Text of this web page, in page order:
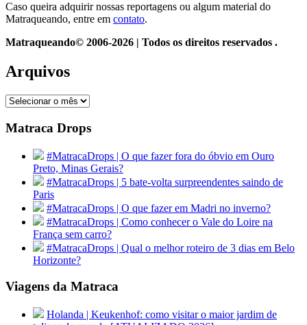
Caso queira adquirir nossas reportagens ou algum material do
Matraqueando, entre em contato.
Matraqueando© 2006-2026 | Todos os direitos reservados .
Arquivos
Arquivos
Matraca Drops
#MatracaDrops | O que fazer fora do óbvio em Ouro
Preto, Minas Gerais?
#MatracaDrops | 5 bate-volta surpreendentes saindo de
Paris
#MatracaDrops | O que fazer em Madri no inverno?
#MatracaDrops | Como conhecer o Vale do Loire na
França sem carro?
#MatracaDrops | Qual o melhor roteiro de 3 dias em Belo
Horizonte?
Viagens da Matraca
Holanda | Keukenhof: como visitar o maior jardim de